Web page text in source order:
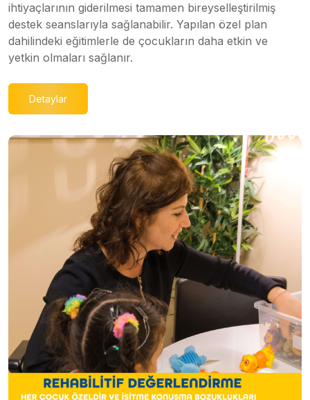
ihtiyaçlarının giderilmesi tamamen bireyselleştirilmiş
destek seanslarıyla sağlanabilir. Yapılan özel plan
dahilindeki eğitimlerle de çocukların daha etkin ve
yetkin olmaları sağlanır.
Detaylar